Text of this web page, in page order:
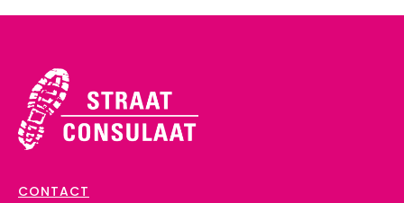
CONTACT